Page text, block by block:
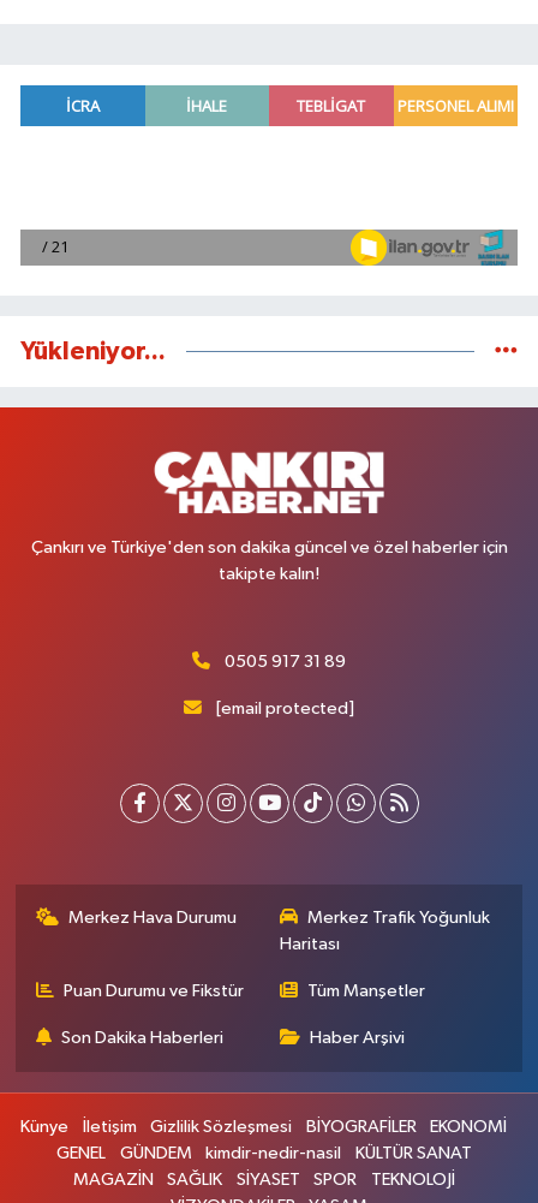
Yükleniyor...
Çankırı ve Türkiye'den son dakika güncel ve özel haberler için
takipte kalın!
0505 917 31 89
[email protected]
Merkez Hava Durumu
Merkez Trafik Yoğunluk
Haritası
Puan Durumu ve Fikstür Tüm Manşetler
Son Dakika Haberleri Haber Arşivi
Künye İletişim Gizlilik Sözleşmesi BİYOGRAFİLER
EKONOMİ
GENEL
GÜNDEM kimdir-nedir-nasil
KÜLTÜR SANAT
MAGAZİN
SAĞLIK SİYASET SPOR
TEKNOLOJİ